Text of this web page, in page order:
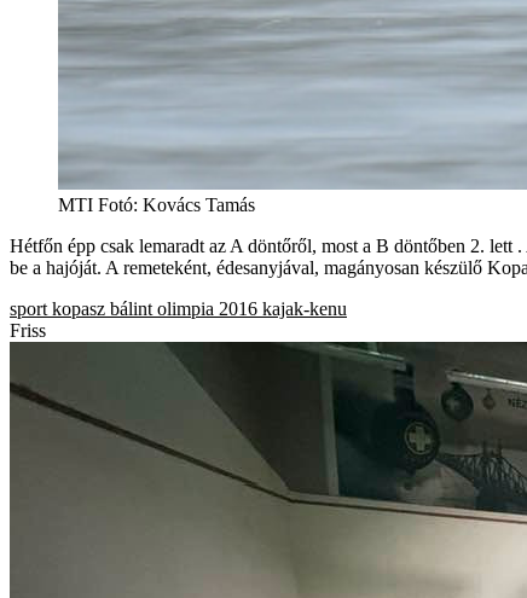
MTI Fotó: Kovács Tamás
Hétfőn épp csak lemaradt az A döntőről, most a B döntőben 2.
be a hajóját. A remeteként, édesanyjával, magányosan készülő
sport kopasz bálint olimpia 2016 kajak-kenu
Friss